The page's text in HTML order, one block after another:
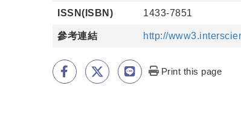
ISSN(ISBN) 1433-7851
參考連結 http://
Print this page